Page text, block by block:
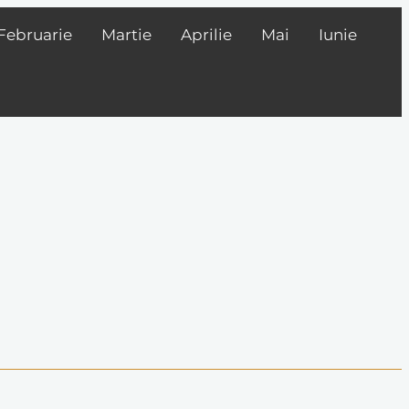
Martie Aprilie Mai Iunie